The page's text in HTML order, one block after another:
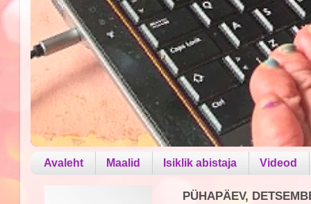
Avaleht Maalid Isiklik abistaja Videod
PÜHAPÄEV,